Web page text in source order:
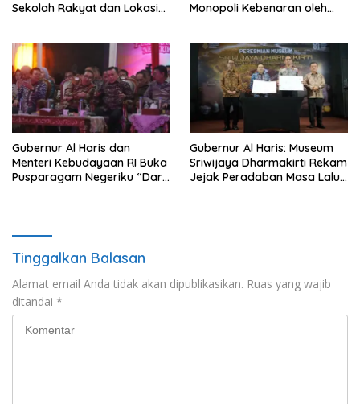
Sekolah Rakyat dan Lokasi
Monopoli Kebenaran oleh
Gubernur Al Haris dan
Menteri Kebudayaan RI Buka
Pusparagam Negeriku “Dari
Gubernur Al Haris: Museum
Sriwijaya Dharmakirti Rekam
Jejak Peradaban Masa Lalu
Tinggalkan Balasan
Alamat email Anda tidak akan dipublikasikan. Ruas yang wajib
ditandai *